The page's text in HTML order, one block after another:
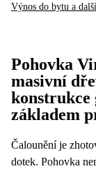
Výnos do bytu a
Pohovka
masivní
základem
Čalounění je
dotek. Pohovka